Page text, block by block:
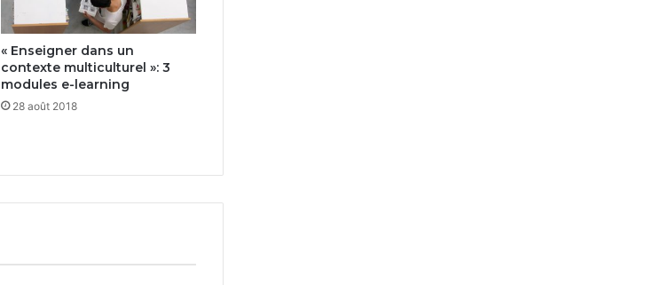
« Enseigner dans un
contexte multiculturel »: 3
modules e-learning
28 août 2018